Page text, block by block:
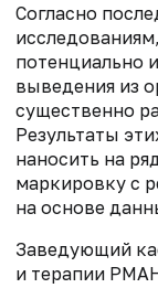
Согласно
потенциально
выведения из
существенно
Результаты
наносить на
маркировку с
на основе
Заведующий
и терапии